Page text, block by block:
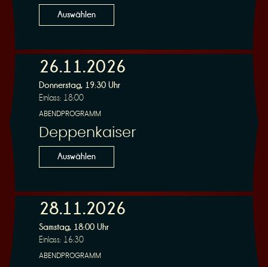
Auswählen
26.11.2026
Donnerstag, 19:30 Uhr
Einlass: 18:00
ABENDPROGRAMM
Deppenkaiser
Auswählen
28.11.2026
Samstag, 18:00 Uhr
Einlass: 16:30
ABENDPROGRAMM